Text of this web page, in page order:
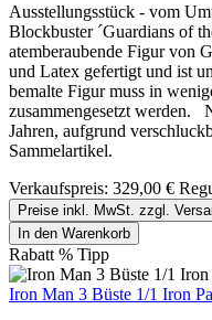
Ausstellungsstück - vom
Blockbuster ´Guardians of
atemberaubende Figur von
und Latex gefertigt und ist
bemalte Figur muss in
zusammengesetzt werden.
Jahren, aufgrund
Sammelartikel.
Verkaufspreis: 329,00 €
Preise inkl. MwSt. zzgl.
In den Warenkorb
Rabatt % Tipp
Iron Man 3 Büste 1/1 Iron